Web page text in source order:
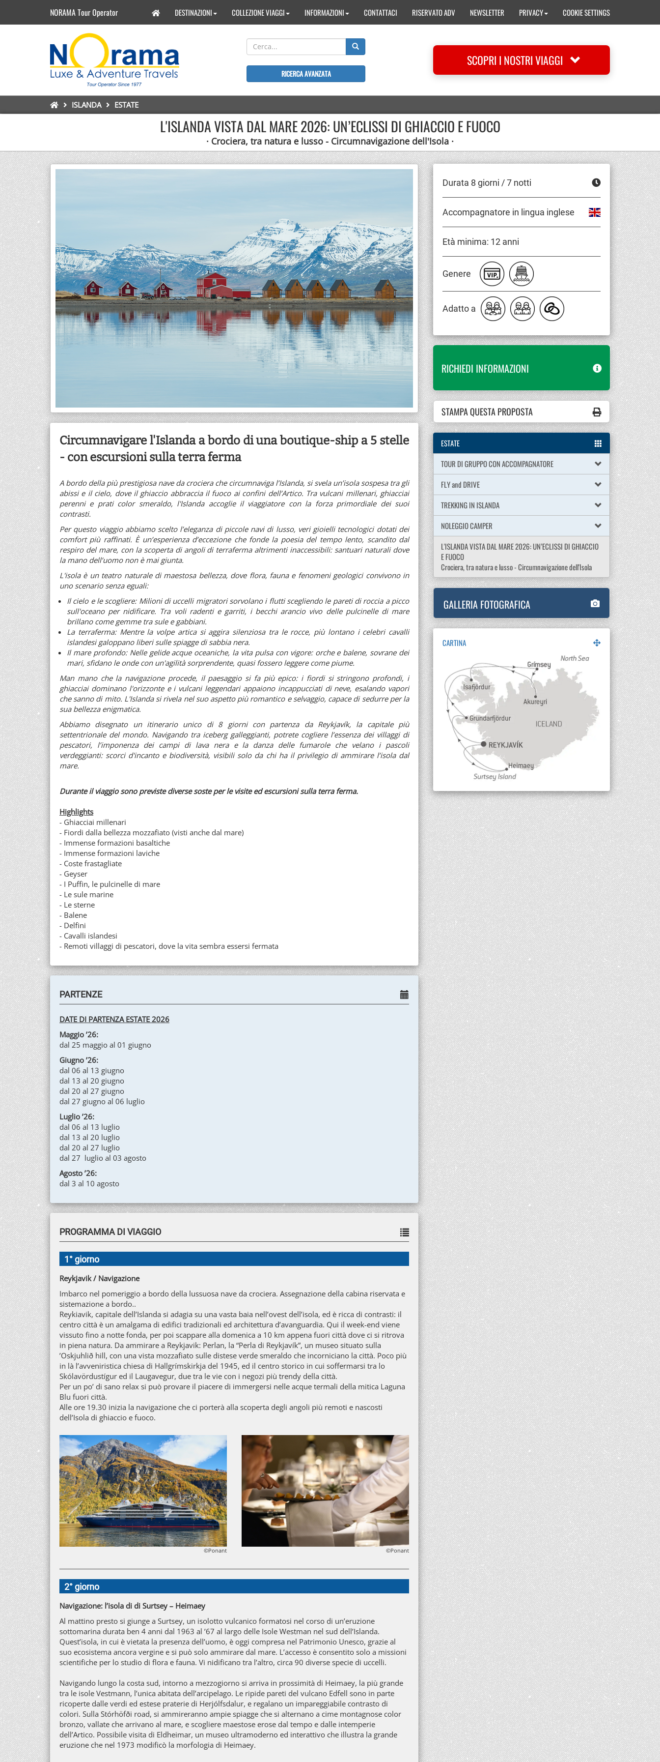
NORAMA Tour Operator DESTINAZIONI COLLEZIONE VIAGGI INFORMAZIONI CONTATTACI RISERVATO ADV NEWSLETTER PRIVACY COOKIE SETTINGS
RICERCA AVANZATA
SCOPRI I NOSTRI VIAGGI
ISLANDA ESTATE
L'ISLANDA VISTA DAL MARE 2026: UN’ECLISSI DI GHIACCIO E FUOCO
· Crociera, tra natura e lusso - Circumnavigazione dell'Isola ·
Circumnavigare l'Islanda a bordo di una boutique-ship a 5 stelle
- con escursioni sulla terra ferma
A bordo della più prestigiosa nave da crociera che circumnaviga l’Islanda, si svela un’isola sospesa tra gli
abissi e il cielo, dove il ghiaccio abbraccia il fuoco ai confini dell’Artico. Tra vulcani millenari, ghiacciai
perenni e prati color smeraldo, l'Islanda accoglie il viaggiatore con la forza primordiale dei suoi
contrasti.
Per questo viaggio abbiamo scelto l’eleganza di piccole navi di lusso, veri gioielli tecnologici dotati dei
comfort più raffinati. È un’esperienza d’eccezione che fonde la poesia del tempo lento, scandito dal
respiro del mare, con la scoperta di angoli di terraferma altrimenti inaccessibili: santuari naturali dove
la mano dell’uomo non è mai giunta.
L'isola è un teatro naturale di maestosa bellezza, dove flora, fauna e fenomeni geologici convivono in
uno scenario senza eguali:
Il cielo e le scogliere: Milioni di uccelli migratori sorvolano i flutti scegliendo le pareti di roccia a picco
sull'oceano per nidificare. Tra voli radenti e garriti, i becchi arancio vivo delle pulcinelle di mare
brillano come gemme tra sule e gabbiani.
La terraferma: Mentre la volpe artica si aggira silenziosa tra le rocce, più lontano i celebri cavalli
islandesi galoppano liberi sulle spiagge di sabbia nera.
Il mare profondo: Nelle gelide acque oceaniche, la vita pulsa con vigore: orche e balene, sovrane dei
mari, sfidano le onde con un'agilità sorprendente, quasi fossero leggere come piume.
Man mano che la navigazione procede, il paesaggio si fa più epico: i fiordi si stringono profondi, i
ghiacciai dominano l'orizzonte e i vulcani leggendari appaiono incappucciati di neve, esalando vapori
che sanno di mito. L'Islanda si rivela nel suo aspetto più romantico e selvaggio, capace di sedurre per la
sua bellezza enigmatica.
Abbiamo disegnato un itinerario unico di 8 giorni con partenza da Reykjavík, la capitale più
settentrionale del mondo. Navigando tra iceberg galleggianti, potrete cogliere l’essenza dei villaggi di
pescatori, l’imponenza dei campi di lava nera e la danza delle fumarole che velano i pascoli
verdeggianti: scorci d'incanto e biodiversità, visibili solo da chi ha il privilegio di ammirare l’isola dal
mare.
Durante il viaggio sono previste diverse soste per le visite ed escursioni sulla terra ferma.
Highlights
- Ghiacciai millenari
- Fiordi dalla bellezza mozzafiato (visti anche dal mare)
- Immense formazioni basaltiche
- Immense formazioni laviche
- Coste frastagliate
- Geyser
- I Puffin, le pulcinelle di mare
- Le sule marine
- Le sterne
- Balene
- Delfini
- Cavalli islandesi
- Remoti villaggi di pescatori, dove la vita sembra essersi fermata
PARTENZE
DATE DI PARTENZA ESTATE 2026
Maggio ’26:
dal 25 maggio al 01 giugno
Giugno ’26:
dal 06 al 13 giugno
dal 13 al 20 giugno
dal 20 al 27 giugno
dal 27 giugno al 06 luglio
Luglio ’26:
dal 06 al 13 luglio
dal 13 al 20 luglio
dal 20 al 27 luglio
dal 27 luglio al 03 agosto
Agosto ’26:
dal 3 al 10 agosto
PROGRAMMA DI VIAGGIO
1° giorno
Reykjavik / Navigazione
Imbarco nel pomeriggio a bordo della lussuosa nave da crociera. Assegnazione della cabina riservata e
sistemazione a bordo..
Reykiavik, capitale dell’Islanda si adagia su una vasta baia nell’ovest dell’isola, ed è ricca di contrasti: il
centro città è un amalgama di edifici tradizionali ed architettura d’avanguardia. Qui il week-end viene
vissuto fino a notte fonda, per poi scappare alla domenica a 10 km appena fuori città dove ci si ritrova
in piena natura. Da ammirare a Reykjavik: Perlan, la “Perla di Reykjavík”, un museo situato sulla
’Oskjuhlið hill, con una vista mozzafiato sulle distese verde smeraldo che incorniciano la città. Poco più
in là l’avveniristica chiesa di Hallgrímskirkja del 1945, ed il centro storico in cui soffermarsi tra lo
Skólavördustígur ed il Laugavegur, due tra le vie con i negozi più trendy della città.
Per un po’ di sano relax si può provare il piacere di immergersi nelle acque termali della mitica Laguna
Blu fuori città.
Alle ore 19.30 inizia la navigazione che ci porterà alla scoperta degli angoli più remoti e nascosti
dell’Isola di ghiaccio e fuoco.
©Ponant ©Ponant
2° giorno
Navigazione: l’isola di di Surtsey – Heimaey
Al mattino presto si giunge a Surtsey, un isolotto vulcanico formatosi nel corso di un’eruzione
sottomarina durata ben 4 anni dal 1963 al ’67 al largo delle Isole Westman nel sud dell’Islanda.
Quest’isola, in cui è vietata la presenza dell’uomo, è oggi compresa nel Patrimonio Unesco, grazie al
suo ecosistema ancora vergine e si può solo ammirare dal mare. L’accesso è consentito solo a missioni
scientifiche per lo studio di flora e fauna. Vi nidificano tra l’altro, circa 90 diverse specie di uccelli.
Navigando lungo la costa sud, intorno a mezzogiorno si arriva in prossimità di Heimaey, la più grande
tra le isole Vestmann, l’unica abitata dell’arcipelago. Le ripide pareti del vulcano Edfell sono in parte
ricoperte dalle verdi ed estese praterie di Herjólfsdalur, e regalano un impareggiabile contrasto di
colori. Sulla Stórhöfði road, si ammireranno ampie spiagge che si alternano a cime montagnose color
bronzo, vallate che arrivano al mare, e scogliere maestose erose dal tempo e dalle intemperie
dell’Artico. Possibile visita di Eldheimar, un museo ultramoderno ed interattivo che illustra la grande
eruzione che nel 1973 modificò la morfologia di Heimaey.
Durata 8 giorni / 7 notti
Accompagnatore in lingua inglese
Età minima: 12 anni
Genere
Adatto a
RICHIEDI INFORMAZIONI
STAMPA QUESTA PROPOSTA
ESTATE
TOUR DI GRUPPO CON ACCOMPAGNATORE
FLY and DRIVE
TREKKING IN ISLANDA
NOLEGGIO CAMPER
L'ISLANDA VISTA DAL MARE 2026: UN’ECLISSI DI GHIACCIO
E FUOCO
Crociera, tra natura e lusso - Circumnavigazione dell'Isola
GALLERIA FOTOGRAFICA
CARTINA